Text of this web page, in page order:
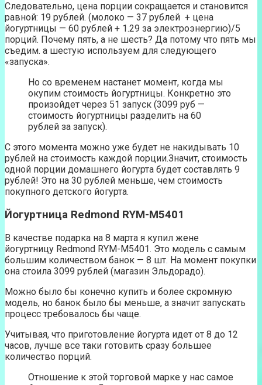
Следовательно, цена порции сокращается и становится
равной: 19 рублей. (молоко — 37 рублей + цена
йогуртницы — 60 рублей + 1.29 за электроэнергию)/5
порций. Почему пять, а не шесть? Да потому что пять мы
съедим. а шестую используем для следующего
«запуска».
Но со временем настанет момент, когда мы
окупим стоимость йогуртницы. Конкретно это
произойдет через 51 запуск (3099 руб —
стоимость йогуртницы разделить на 60
рублей за запуск).
С этого момента можно уже будет не накидывать 10
рублей на стоимость каждой порции.Значит, стоимость
одной порции домашнего йогурта будет составлять 9
рублей! Это на 30 рублей меньше, чем стоимость
покупного детского йогурта.
Йогуртница Redmond RYM-M5401
В качестве подарка на 8 марта я купил жене
йогуртницу Redmond RYM-M5401. Это модель с самым
большим количеством банок — 8 шт. На момент покупки
она стоила 3099 рублей (магазин Эльдорадо).
Можно было бы конечно купить и более скромную
модель, но банок было бы меньше, а значит запускать
процесс требовалось бы чаще.
Учитывая, что приготовление йогурта идет от 8 до 12
часов, лучше все таки готовить сразу большее
количество порций.
Отношение к этой торговой марке у нас самое